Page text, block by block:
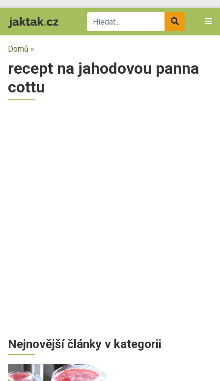
Domů »
recept na jahodovou panna
cottu
Nejnovější články v kategorii